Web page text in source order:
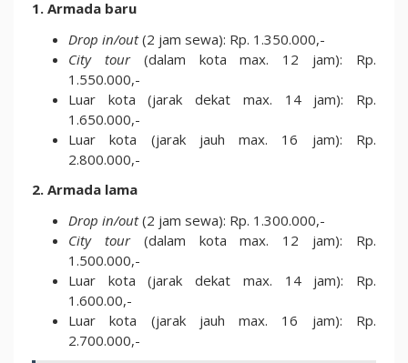
1. Armada baru
Drop in/out(2 jam sewa): Rp. 1.350.000,-
City tour (dalam kota max. 12 jam): Rp.
1.550.000,-
Luar kota (jarak dekat max. 14 jam): Rp.
1.650.000,-
Luar kota (jarak jauh max. 16 jam): Rp.
2.800.000,-
2. Armada lama
Drop in/out(2 jam sewa): Rp. 1.300.000,-
City tour (dalam kota max. 12 jam): Rp.
1.500.000,-
Luar kota (jarak dekat max. 14 jam): Rp.
1.600.00,-
Luar kota (jarak jauh max. 16 jam): Rp.
2.700.000,-